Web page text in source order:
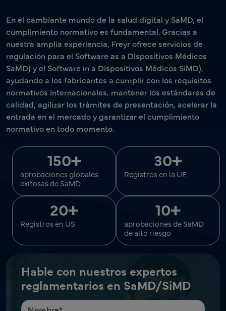
En el cambiante mundo de la salud digital y SaMD, el
cumplimiento normativo es fundamental. Gracias a
nuestra amplia experiencia, Freyr ofrece servicios de
regulación para el Software as a Dispositivos Médicos
SaMD) y el Software in a Dispositivos Médicos SiMD),
ayudando a los fabricantes a cumplir con los requisitos
normativos internacionales, mantener los estándares de
calidad, agilizar los trámites de presentación, acelerar la
entrada en el mercado y garantizar el cumplimiento
normativo en todo momento.
150+
aprobaciones globales
exitosas de SaMD
30+
Registros en la UE
20+
Registros en US
10+
aprobaciones de SaMD
de alto riesgo
Hable con nuestros expertos
reglamentarios en SaMD/SiMD